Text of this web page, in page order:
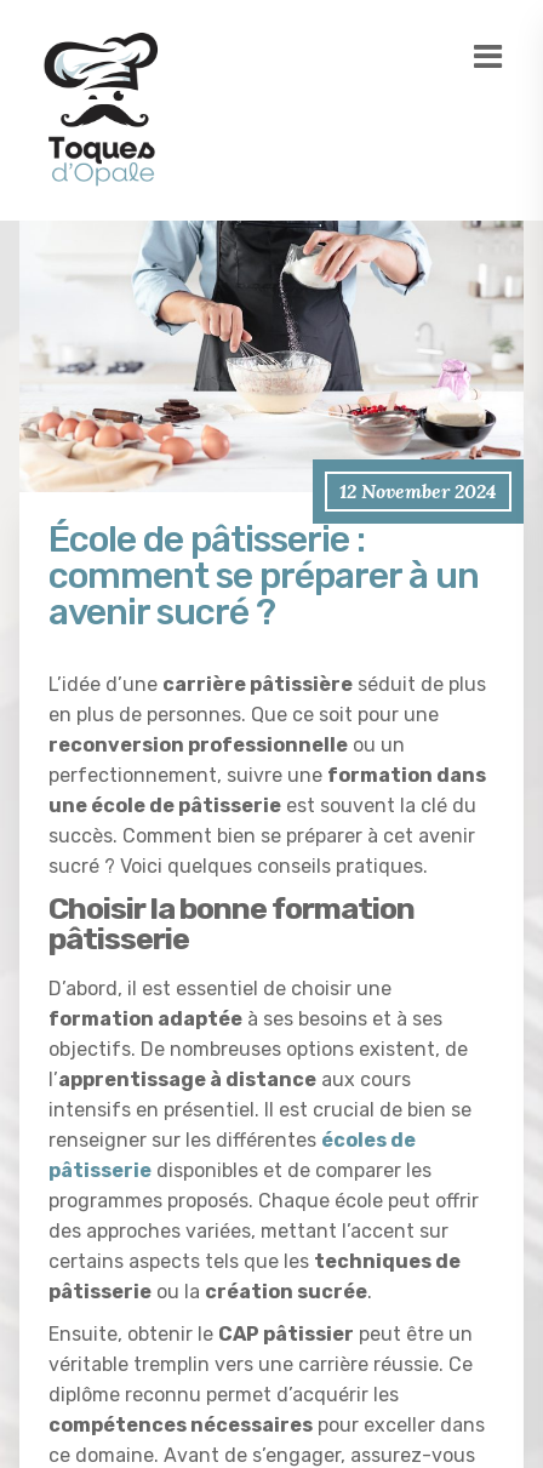
12 November 2024
École de pâtisserie :
comment se préparer à un
avenir sucré ?
L’idée d’une carrière pâtissière séduit de plus
en plus de personnes. Que ce soit pour une
reconversion professionnelle ou un
perfectionnement, suivre une formation dans
une école de pâtisserie est souvent la clé du
succès. Comment bien se préparer à cet avenir
sucré ? Voici quelques conseils pratiques.
Choisir la bonne formation
pâtisserie
D’abord, il est essentiel de choisir une
formation adaptée à ses besoins et à ses
objectifs. De nombreuses options existent, de
l’apprentissage à distance aux cours
intensifs en présentiel. Il est crucial de bien se
renseigner sur les différentes écoles de
pâtisserie disponibles et de comparer les
programmes proposés. Chaque école peut offrir
des approches variées, mettant l’accent sur
certains aspects tels que les techniques de
pâtisserie ou la création sucrée.
Ensuite, obtenir le CAP pâtissier peut être un
véritable tremplin vers une carrière réussie. Ce
diplôme reconnu permet d’acquérir les
compétences nécessaires pour exceller dans
ce domaine. Avant de s’engager, assurez-vous